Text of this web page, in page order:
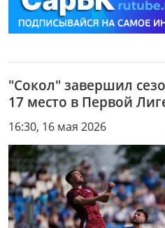
"Сокол" завершил
17 место в Первой
16:30, 16 мая 2026